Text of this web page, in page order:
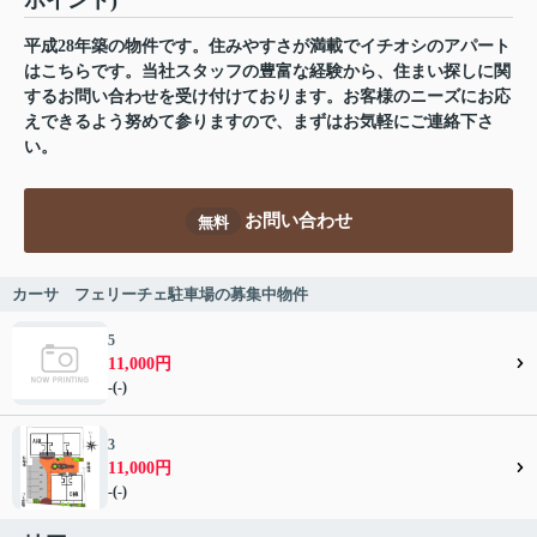
平成28年築の物件です。住みやすさが満載でイチオシのアパート
はこちらです。当社スタッフの豊富な経験から、住まい探しに関
するお問い合わせを受け付けております。お客様のニーズにお応
えできるよう努めて参りますので、まずはお気軽にご連絡下さ
い。
無料 お問い合わせ
カーサ フェリーチェ駐車場の募集中物件
5
11,000円
-(-)
3
11,000円
-(-)